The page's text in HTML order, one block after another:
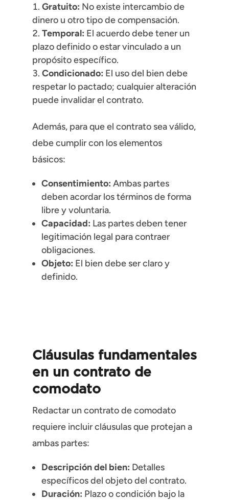
Gratuito: No existe intercambio de
dinero u otro tipo de compensación.
Temporal: El acuerdo debe tener un
plazo definido o estar vinculado a un
propósito específico.
Condicionado: El uso del bien debe
respetar lo pactado; cualquier alteración
puede invalidar el contrato.
Además, para que el contrato sea válido,
debe cumplir con los elementos
básicos:
Consentimiento: Ambas partes
deben acordar los términos de forma
libre y voluntaria.
Capacidad: Las partes deben tener
legitimación legal para contraer
obligaciones.
Objeto: El bien debe ser claro y
definido.
Cláusulas fundamentales
en un contrato de
comodato
Redactar un contrato de comodato
requiere incluir cláusulas que protejan a
ambas partes:
Descripción del bien: Detalles
específicos del objeto del contrato.
Duración: Plazo o condición bajo la